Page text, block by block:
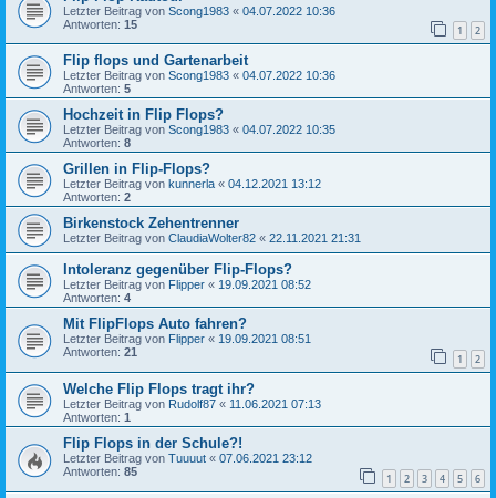
Letzter Beitrag von Scong1983 « 04.07.2022 10:36
Antworten: 15 1 2
Flip flops und Gartenarbeit
Letzter Beitrag von Scong1983 « 04.07.2022 10:36
Antworten: 5
Hochzeit in Flip Flops?
Letzter Beitrag von Scong1983 « 04.07.2022 10:35
Antworten: 8
Grillen in Flip-Flops?
Letzter Beitrag von kunnerla « 04.12.2021 13:12
Antworten: 2
Birkenstock Zehentrenner
Letzter Beitrag von ClaudiaWolter82 « 22.11.2021 21:31
Intoleranz gegenüber Flip-Flops?
Letzter Beitrag von Flipper « 19.09.2021 08:52
Antworten: 4
Mit FlipFlops Auto fahren?
Letzter Beitrag von Flipper « 19.09.2021 08:51
Antworten: 21 1 2
Welche Flip Flops tragt ihr?
Letzter Beitrag von Rudolf87 « 11.06.2021 07:13
Antworten: 1
Flip Flops in der Schule?!
Letzter Beitrag von Tuuuut « 07.06.2021 23:12
Antworten: 85 1 2 3 4 5 6